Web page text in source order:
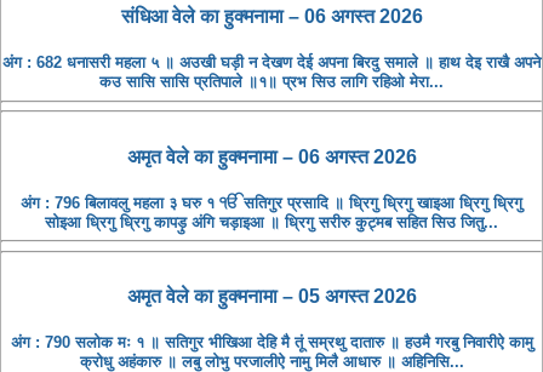
संधिआ ​​वेले का हुक्मनामा – 06 अगस्त 2026
अंग : 682 धनासरी महला ५ ॥ अउखी घड़ी न देखण देई अपना बिरदु समाले ॥ हाथ देइ राखै अपने
कउ सासि सासि प्रतिपाले ॥१॥ प्रभ सिउ लागि रहिओ मेरा...
अमृत ​​वेले का हुक्मनामा – 06 अगस्त 2026
अंग : 796 बिलावलु महला ३ घरु १ ੴ सतिगुर प्रसादि ॥ ध्रिगु ध्रिगु खाइआ ध्रिगु ध्रिगु
सोइआ ध्रिगु ध्रिगु कापड़ु अंगि चड़ाइआ ॥ ध्रिगु सरीरु कुट्मब सहित सिउ जितु...
अमृत ​​वेले का हुक्मनामा – 05 अगस्त 2026
अंग : 790 सलोक मः १ ॥ सतिगुर भीखिआ देहि मै तूं सम्रथु दातारु ॥ हउमै गरबु निवारीऐ कामु
क्रोधु अहंकारु ॥ लबु लोभु परजालीऐ नामु मिलै आधारु ॥ अहिनिसि...